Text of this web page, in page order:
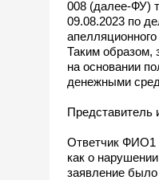
008 (далее-ФУ)
09.08.2023 по
Таким образом,
на основании
денежными
Представитель
Ответчик ФИО1
как о
заявление